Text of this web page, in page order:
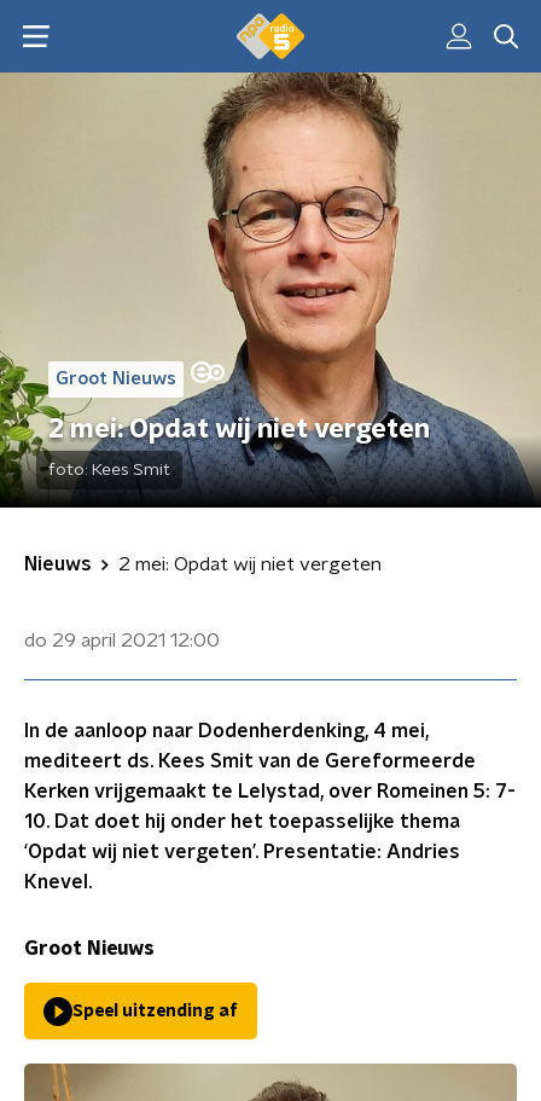
Groot Nieuws
2 mei: Opdat wij niet vergeten
foto: Kees Smit
Nieuws 2 mei: Opdat wij niet vergeten
do 29 april 2021 12:00
In de aanloop naar Dodenherdenking, 4 mei,
mediteert ds. Kees Smit van de Gereformeerde
Kerken vrijgemaakt te Lelystad, over Romeinen 5: 7-
10. Dat doet hij onder het toepasselijke thema
‘Opdat wij niet vergeten’. Presentatie: Andries
Knevel.
Groot Nieuws
Speel uitzending af